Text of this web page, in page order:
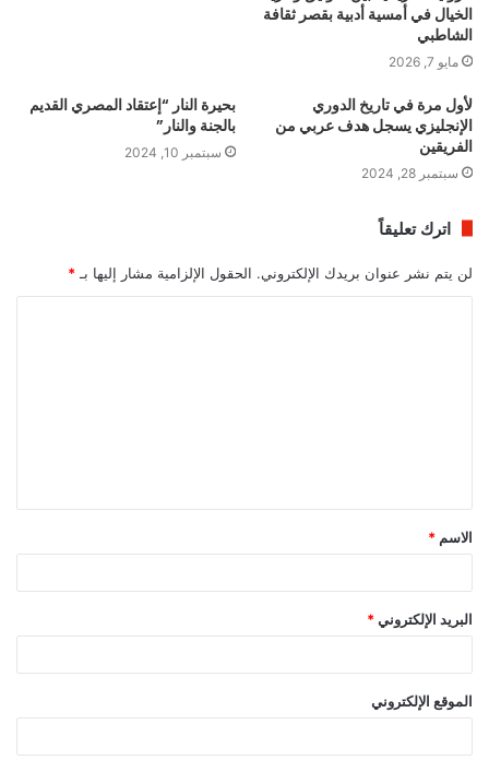
الخيال في أمسية أدبية بقصر ثقافة
الشاطبي
مايو 7, 2026
لأول مرة في تاريخ الدوري
الإنجليزي يسجل هدف عربي من
الفريقين
سبتمبر 28, 2024
بحيرة النار “إعتقاد المصري القديم
بالجنة والنار”
سبتمبر 10, 2024
اترك تعليقاً
لن يتم نشر عنوان بريدك الإلكتروني. الحقول الإلزامية مشار إليها بـ *
ق
*
الاسم *
البريد الإلكتروني *
الموقع الإلكتروني